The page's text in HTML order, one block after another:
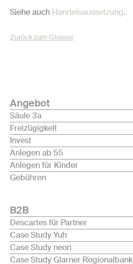
Siehe auch Handelsaussetzung.
Zurück zum Glossar
Angebot
Säule 3a
Freizügigkeit
Invest
Anlegen ab 55
Anlegen für Kinder
Gebühren
B2B
Descartes für Partner
Case Study Yuh
Case Study neon
Case Study Glarner Regionalbank